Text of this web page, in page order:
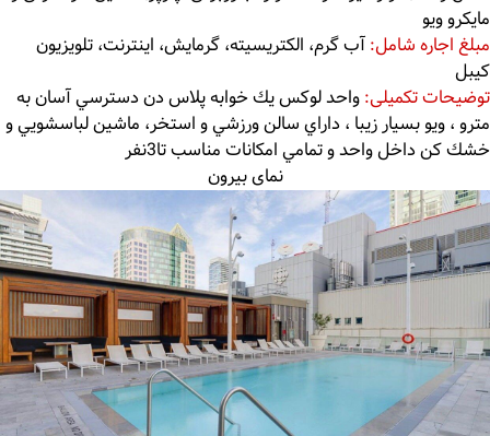
مایکرو ویو
مبلغ اجاره شامل:آب گرم، الکتریسیته، گرمایش، اینترنت، تلویزیون
کیبل
توضیحات تکمیلی:واحد لوكس يك خوابه پلاس دن دسترسي آسان به
مترو ، ويو بسيار زيبا ، داراي سالن ورزشي و استخر، ماشين لباسشويي و
خشك كن داخل واحد و تمامي امكانات مناسب تا3نفر
نمای بیرون